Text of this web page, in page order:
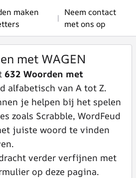
maken
|
Neem contact
met ons op
met WAGEN
632 Woorden met
alfabetisch van A tot Z.
je helpen bij het spelen
zoals Scrabble, WordFeud
juiste woord te vinden
verder verfijnen met
op deze pagina.